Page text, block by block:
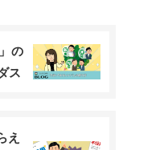
の
ス
え